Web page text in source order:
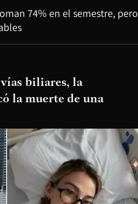
74% en el semestre, pero
vías biliares, la
la muerte de una